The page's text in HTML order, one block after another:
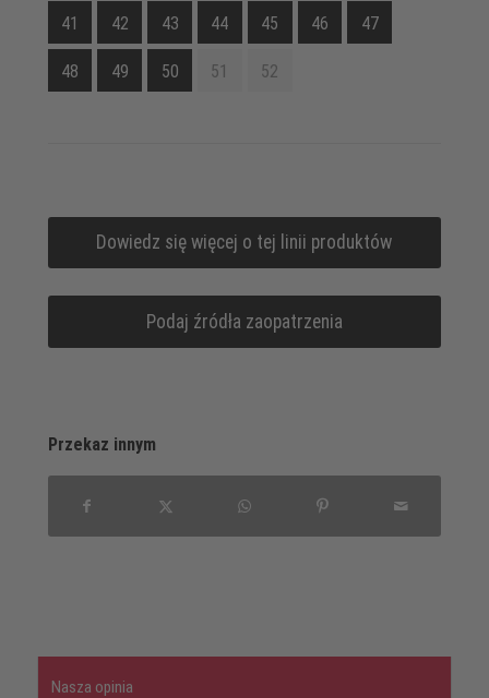
41 42 43 44 45 46 47
48 49 50 51 52
Dowiedz się więcej o tej linii produktów
Podaj źródła zaopatrzenia
Przekaz innym
Nasza opinia